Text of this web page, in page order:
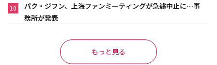
10
パク・ジフン、上海ファンミーティングが急遽中止に…事
務所が発表
もっと見る